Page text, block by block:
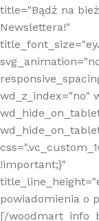
title="Bądź na
Newslettera!"
wd_z_index="no"
!important;}"
powiadomienia o
[/